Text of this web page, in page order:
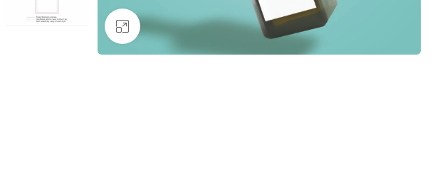
Κάντε κλικ για μεγέθυνση